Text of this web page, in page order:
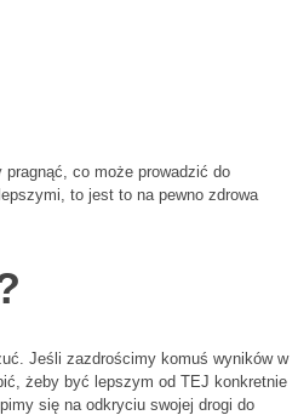
co może prowadzić do
to jest to na pewno zdrowa
Jeśli zazdrościmy komuś wyników w
żeby być lepszym od TEJ konkretnie
się na odkryciu swojej drogi do